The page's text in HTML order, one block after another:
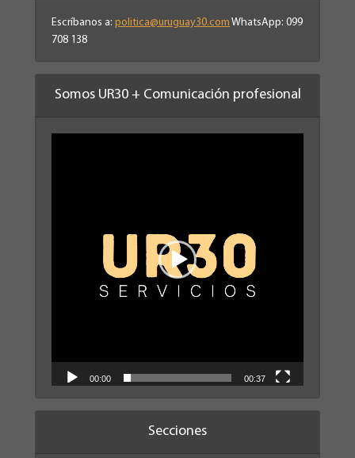
Escríbanos a: politica@uruguay30.com WhatsApp: 099
708 138
Somos UR30 + Comunicación profesional
00:00 00:37
Secciones